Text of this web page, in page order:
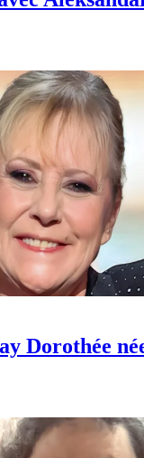
Bruno
le 15 mars